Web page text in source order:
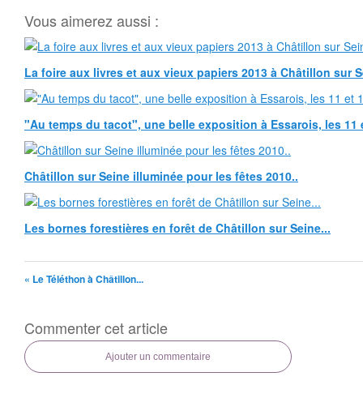
Vous aimerez aussi :
La foire aux livres et aux vieux papiers 2013 à Châtillon sur
"Au temps du tacot", une belle exposition à Essarois, les 11
Châtillon sur Seine illuminée pour les fêtes 2010..
Les bornes forestières en forêt de Châtillon sur Seine...
« Le Téléthon à Châtillon...
Commenter cet article
Ajouter un commentaire